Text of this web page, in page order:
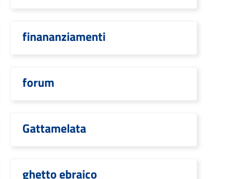
finananziamenti
forum
Gattamelata
ghetto ebraico